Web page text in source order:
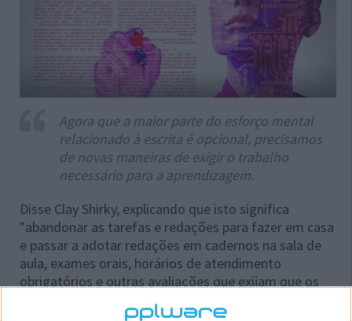
Agora que a maior parte do esforço mental
relacionado à escrita é opcional, precisamos
de novas maneiras de exigir o trabalho
necessário para a aprendizagem.
Disse Clay Shirky, explicando que isto significa
"abandonar as tarefas e redações para fazer em casa
e passar a adotar redações em cadernos na sala de
aula, exames orais, horários de atendimento
obrigatórios e outras avaliações que exijam que os
alunos demonstrem conhecimento em tempo real".